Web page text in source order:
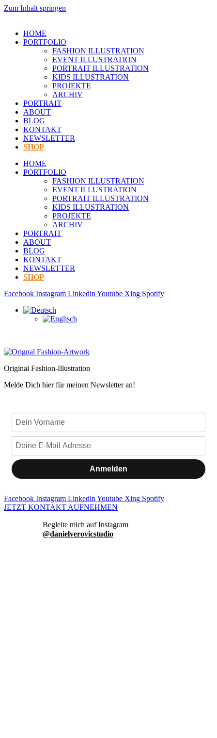
Zum Inhalt springen
HOME
PORTFOLIO
FASHION ILLUSTRATION
EVENT ILLUSTRATION
PORTRAIT ILLUSTRATION
KIDS ILLUSTRATION
PROJEKTE
ARCHIV
PORTRAIT
ABOUT
BLOG
KONTAKT
NEWSLETTER
SHOP
HOME
PORTFOLIO
FASHION ILLUSTRATION
EVENT ILLUSTRATION
PORTRAIT ILLUSTRATION
KIDS ILLUSTRATION
PROJEKTE
ARCHIV
PORTRAIT
ABOUT
BLOG
KONTAKT
NEWSLETTER
SHOP
Facebook Instagram Linkedin Youtube Xing Spotify
Original Fashion-Illustration
Melde Dich hier für meinen Newsletter an!
Anmelden
Facebook Instagram Linkedin Youtube Xing Spotify
JETZT KONTAKT AUFNEHMEN
danielverovicstudio